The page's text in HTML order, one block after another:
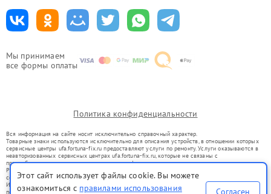
Мы принимаем
все формы оплаты
Политика конфиденциальности
Вся информация на сайте носит исключительно справочный характер.
Товарные знаки используются исключительно для описания устройств, в отношении которых
сервисные центры ufa.fortuna-fix.ru предоставляют услуги по ремонту. Услуги оказываются в
неавторизованных сервисных центрах ufa.fortuna-fix.ru, которые не связаны с
правообладателями товарных знаков или их официальными представителями.
Ремонт осуществляется для устройств, уже введенных в гражданский оборот в соответствии
со статьей 1487 ГК РФ.
Использование товарных знаков не преследует цели индивидуализации услуг или введения
потребителей в заблуждение, а служит для информирования о предоставляемых услугах по
Этот сайт использует файлы cookie. Вы можете
ознакомиться с правилами использования Согласен